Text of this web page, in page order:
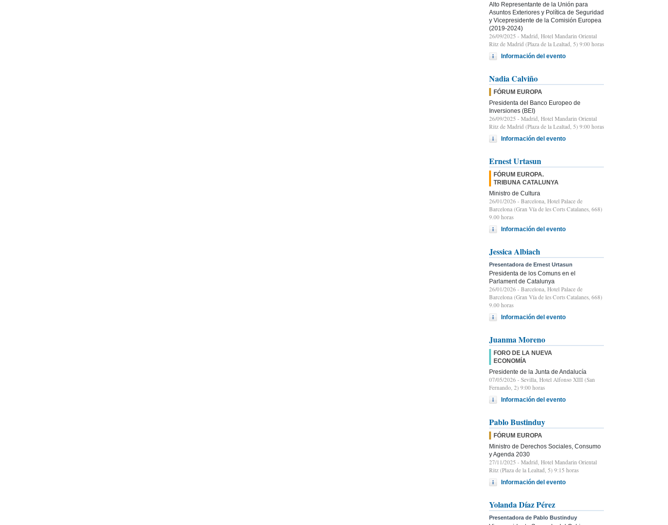
Alto Representante de la Unión para
Asuntos Exteriores y Política de Seguridad
y Vicepresidente de la Comisión Europea
(2019-2024)
26/09/2025 - Madrid, Hotel Mandarin Oriental
Ritz de Madrid (Plaza de la Lealtad, 5) 9:00 horas
Información del evento
Nadia Calviño
FÓRUM EUROPA
Presidenta del Banco Europeo de
Inversiones (BEI)
26/09/2025 - Madrid, Hotel Mandarin Oriental
Ritz de Madrid (Plaza de la Lealtad, 5) 9:00 horas
Información del evento
Ernest Urtasun
FÓRUM EUROPA.
TRIBUNA CATALUNYA
Ministro de Cultura
26/01/2026 - Barcelona, Hotel Palace de
Barcelona (Gran Vía de les Corts Catalanes, 668)
9.00 horas
Información del evento
Jessica Albiach
Presentadora de Ernest Urtasun
Presidenta de los Comuns en el
Parlament de Catalunya
26/01/2026 - Barcelona, Hotel Palace de
Barcelona (Gran Vía de les Corts Catalanes, 668)
9.00 horas
Información del evento
Juanma Moreno
FORO DE LA NUEVA
ECONOMÍA
Presidente de la Junta de Andalucía
07/05/2026 - Sevilla, Hotel Alfonso XIII (San
Fernando, 2) 9:00 horas
Información del evento
Pablo Bustinduy
FÓRUM EUROPA
Ministro de Derechos Sociales, Consumo
y Agenda 2030
27/11/2025 - Madrid, Hotel Mandarin Oriental
Ritz (Plaza de la Lealtad, 5) 9:15 horas
Información del evento
Yolanda Díaz Pérez
Presentadora de Pablo Bustinduy